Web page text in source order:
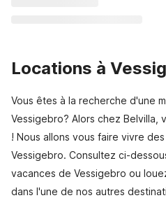
Locations à
Vous êtes à la recherche d'une
Vessigebro? Alors chez Belvilla,
! Nous allons vous faire vivre
Vessigebro. Consultez ci-
vacances de Vessigebro ou
dans l'une de nos autres